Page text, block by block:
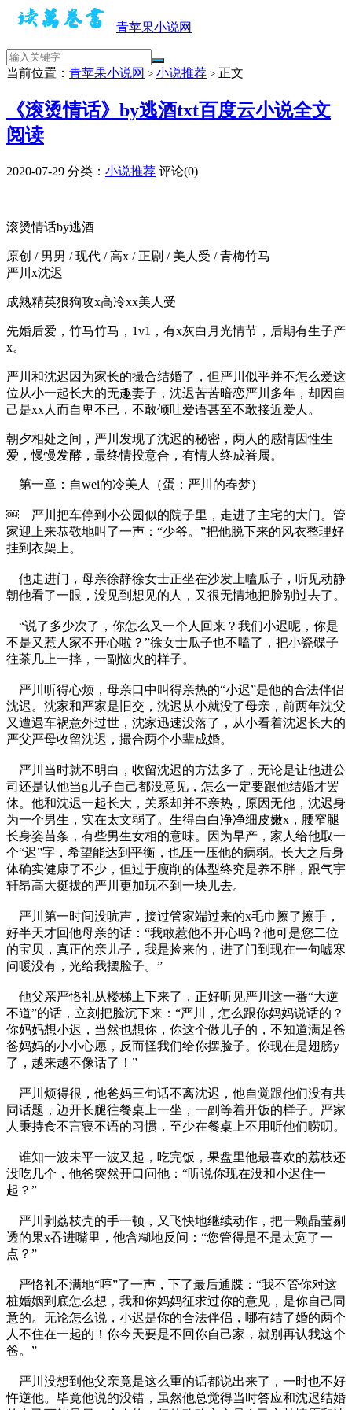
青苹果小说网
当前位置： 青苹果小说网 > 小说推荐 > 正文
《滚烫情话》by逃酒txt百度云小说全文
阅读
2020-07-29 分类： 小说推荐 评论(0)
滚烫情话by逃酒
原创 / 男男 / 现代 / 高x / 正剧 / 美人受 / 青梅竹马
严川x沈迟
成熟精英狼狗攻x高冷xx美人受
先婚后爱，竹马竹马，1v1，有x灰白月光情节，后期有生子产
x。
严川和沈迟因为家长的撮合结婚了，但严川似乎并不怎么爱这
位从小一起长大的无趣妻子，沈迟苦苦暗恋严川多年，却因自
己是xx人而自卑不已，不敢倾吐爱语甚至不敢接近爱人。
朝夕相处之间，严川发现了沈迟的秘密，两人的感情因性生
爱，慢慢发酵，最终情投意合，有情人终成眷属。
第一章：自wei的冷美人（蛋：严川的春梦）
￼ 严川把车停到小公园似的院子里，走进了主宅的大门。管
家迎上来恭敬地叫了一声：“少爷。”把他脱下来的风衣整理好
挂到衣架上。
他走进门，母亲徐静徐女士正坐在沙发上嗑瓜子，听见动静
朝他看了一眼，没见到想见的人，又很无情地把脸别过去了。
“说了多少次了，你怎么又一个人回来？我们小迟呢，你是
不是又惹人家不开心啦？”徐女士瓜子也不嗑了，把小瓷碟子
往茶几上一摔，一副恼火的样子。
严川听得心烦，母亲口中叫得亲热的“小迟”是他的合法伴侣
沈迟。沈家和严家是旧交，沈迟从小就没了母亲，前两年沈父
又遭遇车祸意外过世，沈家迅速没落了，从小看着沈迟长大的
严父严母收留沈迟，撮合两个小辈成婚。
严川当时就不明白，收留沈迟的方法多了，无论是让他进公
司还是认他当g儿子自己都没意见，怎么一定要跟他结婚才罢
休。他和沈迟一起长大，关系却并不亲热，原因无他，沈迟身
为一个男生，实在太文弱了。生得白白净净细皮嫩x，腰窄腿
长身姿苗条，有些男生女相的意味。因为早产，家人给他取一
个“迟”字，希望能达到平衡，也压一压他的病弱。长大之后身
体确实健康了不少，但过于瘦削的体型终究是养不胖，跟气宇
轩昂高大挺拔的严川更加玩不到一块儿去。
严川第一时间没吭声，接过管家端过来的x毛巾擦了擦手，
好半天才回他母亲的话：“我敢惹他不开心吗？他可是您二位
的宝贝，真正的亲儿子，我是捡来的，进了门到现在一句嘘寒
问暖没有，光给我摆脸子。”
他父亲严恪礼从楼梯上下来了，正好听见严川这一番“大逆
不道”的话，立刻把脸沉下来：“严川，怎么跟你妈妈说话的？
你妈妈想小迟，当然也想你，你这个做儿子的，不知道满足爸
爸妈妈的小小心愿，反而怪我们给你摆脸子。你现在是翅膀y
了，越来越不像话了！”
严川烦得很，他爸妈三句话不离沈迟，他自觉跟他们没有共
同话题，迈开长腿往餐桌上一坐，一副等着开饭的样子。严家
人秉持食不言寝不语的习惯，至少在餐桌上不用听他们唠叨。
谁知一波未平一波又起，吃完饭，果盘里他最喜欢的荔枝还
没吃几个，他爸突然开口问他：“听说你现在没和小迟住一
起？”
严川剥荔枝壳的手一顿，又飞快地继续动作，把一颗晶莹剔
透的果x吞进嘴里，他含糊地反问：“您管得是不是太宽了一
点？”
严恪礼不满地“哼”了一声，下了最后通牒：“我不管你对这
桩婚姻到底怎么想，我和你妈妈征求过你的意见，是你自己同
意的。无论怎么说，小迟是你的合法伴侣，哪有结了婚的两个
人不住在一起的！你今天要是不回你自己家，就别再认我这个
爸。”
严川没想到他父亲竟是这么重的话都说出来了，一时也不好
忤逆他。毕竟他说的没错，虽然他总觉得当时答应和沈迟结婚